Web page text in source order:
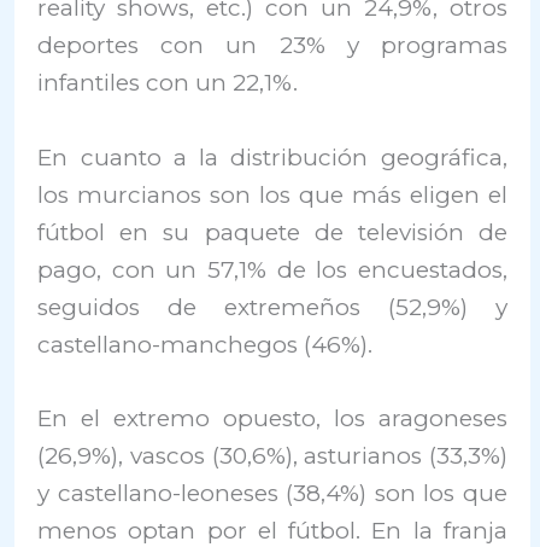
reality shows, etc.) con un 24,9%, otros
deportes con un 23% y programas
infantiles con un 22,1%.
En cuanto a la distribución geográfica,
los murcianos son los que más eligen el
fútbol en su paquete de televisión de
pago, con un 57,1% de los encuestados,
seguidos de extremeños (52,9%) y
castellano-manchegos (46%).
En el extremo opuesto, los aragoneses
(26,9%), vascos (30,6%), asturianos (33,3%)
y castellano-leoneses (38,4%) son los que
menos optan por el fútbol. En la franja